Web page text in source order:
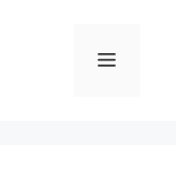
Menu